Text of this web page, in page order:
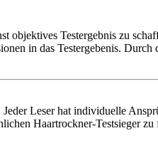
objektives Testergebnis zu
in das Testergebenis.
Leser hat individuelle
Haartrockner-Testsieger